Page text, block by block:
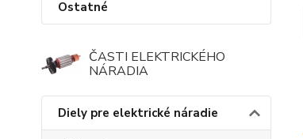
Ostatné
ČASTI ELEKTRICKÉHO
NÁRADIA
Diely pre elektrické náradie